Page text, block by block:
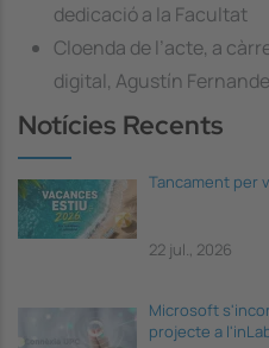
dedicació a la Facultat
Cloenda de l’acte, a
digital, Agustín
Notícies Recents
Tancament per
22 jul., 2026
Microsoft
projecte a